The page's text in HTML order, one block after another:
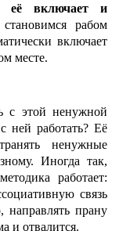
её включает и
рабом
включает
месте.
с этой ненужной
ней работать? Её
ненужные
Иногда так,
работает:
связь
направлять прану
и отвалится.